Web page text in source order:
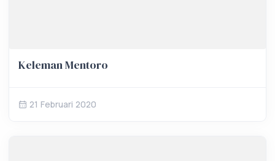
Keleman Mentoro
21 Februari 2020